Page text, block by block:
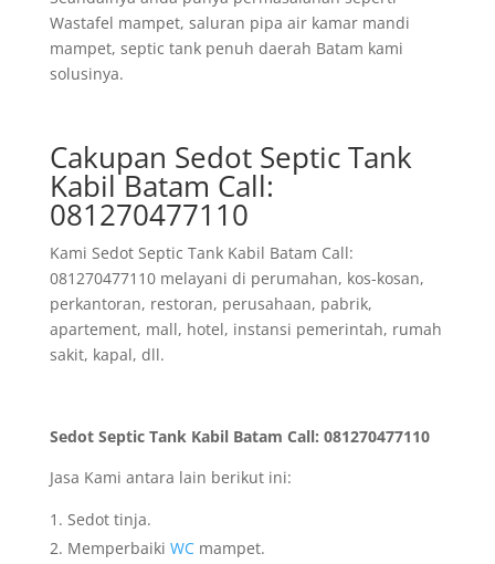
Wastafel mampet, saluran pipa air kamar mandi
mampet, septic tank penuh daerah Batam kami
solusinya.
Cakupan Sedot Septic Tank
Kabil Batam Call:
081270477110
Kami Sedot Septic Tank Kabil Batam Call:
081270477110 melayani di perumahan, kos-kosan,
perkantoran, restoran, perusahaan, pabrik,
apartement, mall, hotel, instansi pemerintah, rumah
sakit, kapal, dll.
Sedot Septic Tank Kabil Batam Call: 081270477110
Jasa Kami antara lain berikut ini:
Sedot tinja.
Memperbaiki WCmampet.